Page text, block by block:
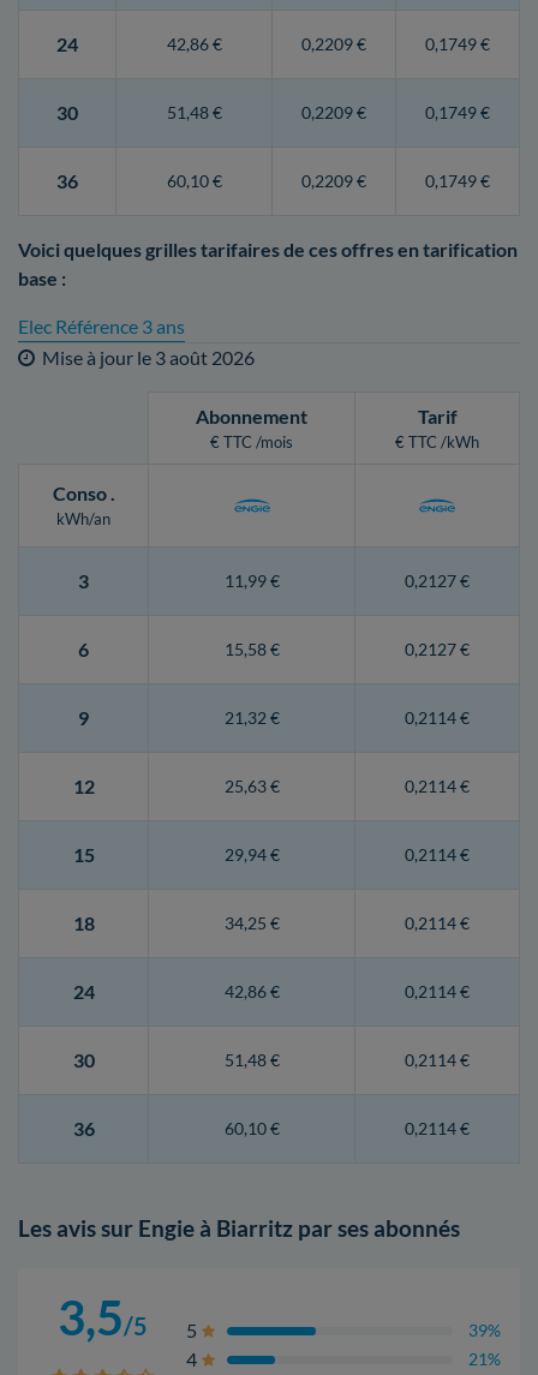
24 42,86 € 0,2209 € 0,1749 €
30 51,48 € 0,2209 € 0,1749 €
36 60,10 € 0,2209 € 0,1749 €
Voici quelques grilles tarifaires de ces offres en tarification
base :
Elec Référence 3 ans
Mise à jour le 3 août 2026
Abonnement
€ TTC /mois
Tarif
€ TTC /kWh
Conso.
kWh/an
3 11,99 € 0,2127 €
6 15,58 € 0,2127 €
9 21,32 € 0,2114 €
12 25,63 € 0,2114 €
15 29,94 € 0,2114 €
18 34,25 € 0,2114 €
24 42,86 € 0,2114 €
30 51,48 € 0,2114 €
36 60,10 € 0,2114 €
Les avis sur Engie à Biarritz par ses abonnés
3,5/5 5 39%
4 21%